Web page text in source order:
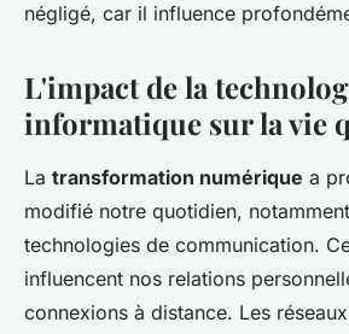
négligé, car il influence
L'impact de la
informatique sur la vie
La transformation numérique a
modifié notre quotidien,
technologies de communication.
influencent nos relations
connexions à distance. Les